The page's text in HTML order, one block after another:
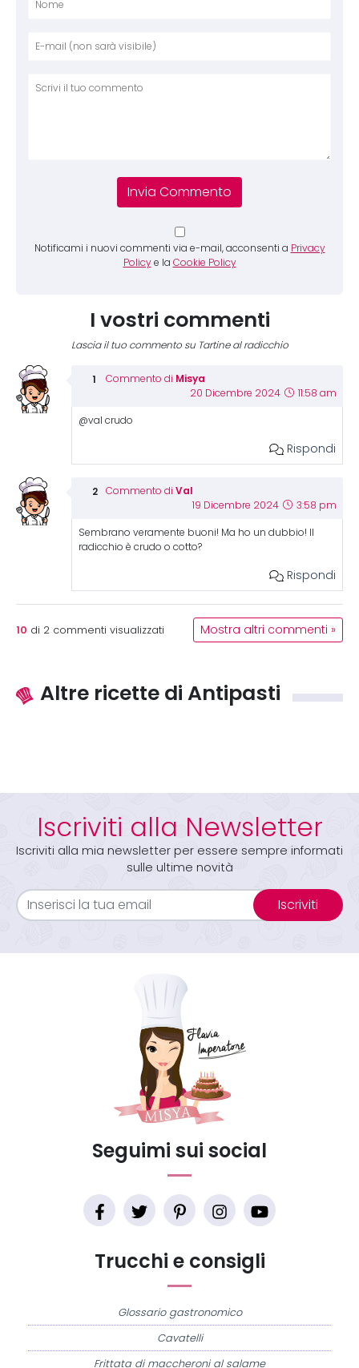
Notificami i nuovi commenti via e-mail, acconsenti a Privacy
Policy e la Cookie Policy
I vostri commenti
Lascia il tuo commento su Tartine al radicchio
Commento di Misya
20 Dicembre 2024 11:58 am
@val crudo
Rispondi
Commento di Val
19 Dicembre 2024 3:58 pm
Sembrano veramente buoni! Ma ho un dubbio! Il
radicchio è crudo o cotto?
Rispondi
10 di 2 commenti visualizzati Mostra altri commenti »
Altre ricette di Antipasti
Iscriviti alla Newsletter
Iscriviti alla mia newsletter per essere sempre informati
sulle ultime novità
Iscriviti
Trucchi e consigli
Glossario gastronomico
Cavatelli
Frittata di maccheroni al salame
Seguimi sui social